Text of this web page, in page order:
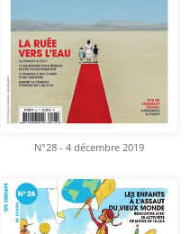
N°28 - 4 décembre 2019